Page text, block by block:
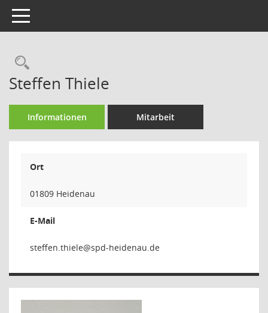
Toggle navigation
Rechercheauswahl
Steffen Thiele
Informationen Mitarbeit
Ort
01809 Heidenau
E-Mail
eleiht.